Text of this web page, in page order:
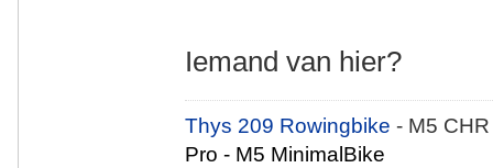
Iemand van hier?
Thys 209 Rowingbike- M5
Pro - M5 MinimalBike